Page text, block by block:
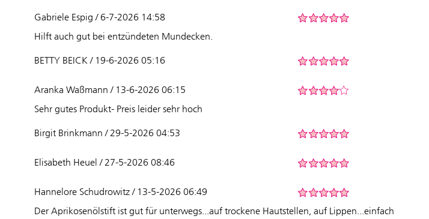
Gabriele Espig / 6-7-2026 14:58
Hilft auch gut bei entzündeten Mundecken.
BETTY BEICK / 19-6-2026 05:16
Aranka Waßmann / 13-6-2026 06:15
Sehr gutes Produkt- Preis leider sehr hoch
Birgit Brinkmann / 29-5-2026 04:53
Elisabeth Heuel / 27-5-2026 08:46
Hannelore Schudrowitz / 13-5-2026 06:49
Der Aprikosenölstift ist gut für unterwegs...auf trockene Hautstellen, auf Lippen...einfach